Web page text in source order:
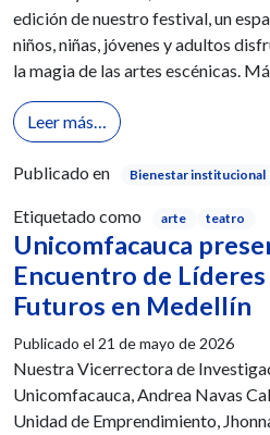
edición de nuestro festival, un
niños, niñas, jóvenes y adultos
la magia de las artes escénicas.
Leer más… from Teatro, cultura
Publicado en Bienestar institucional
Etiquetado como arte teatro
Unicomfacauca
Encuentro de
Futuros en Medellín
Publicado el 21 de mayo de 2026
Nuestra Vicerrectora de
Unicomfacauca, Andrea Navas
Unidad de Emprendimiento,